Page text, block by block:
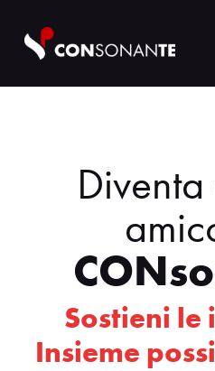
Sostieni
Insieme